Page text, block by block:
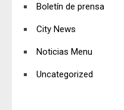
Boletín de prensa
City News
Noticias Menu
Uncategorized